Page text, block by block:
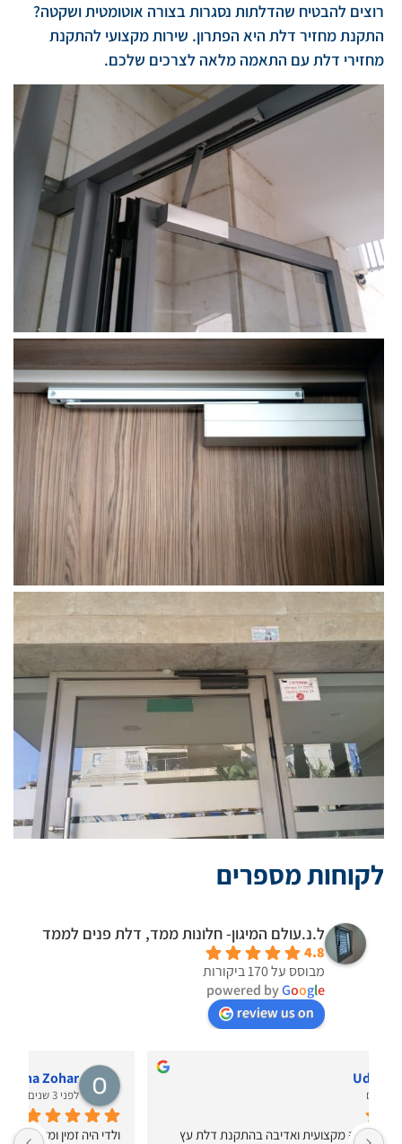
רוצים להבטיח שהדלתות נסגרות בצורה אוטומטית ושקטה?
התקנת מחזיר דלת היא הפתרון. שירות מקצועי להתקנת
מחזירי דלת עם התאמה מלאה לצרכים שלכם.
לקוחות מספרים
ל.נ.עולם המיגון- חלונות ממד, דלת פנים לממד
4.8
מבוסס על 170 ביקורות
powered byGoogle
review us on
בחור מקסים. שירות אדיב ומקצועי. ביצע את התיקון בצורה